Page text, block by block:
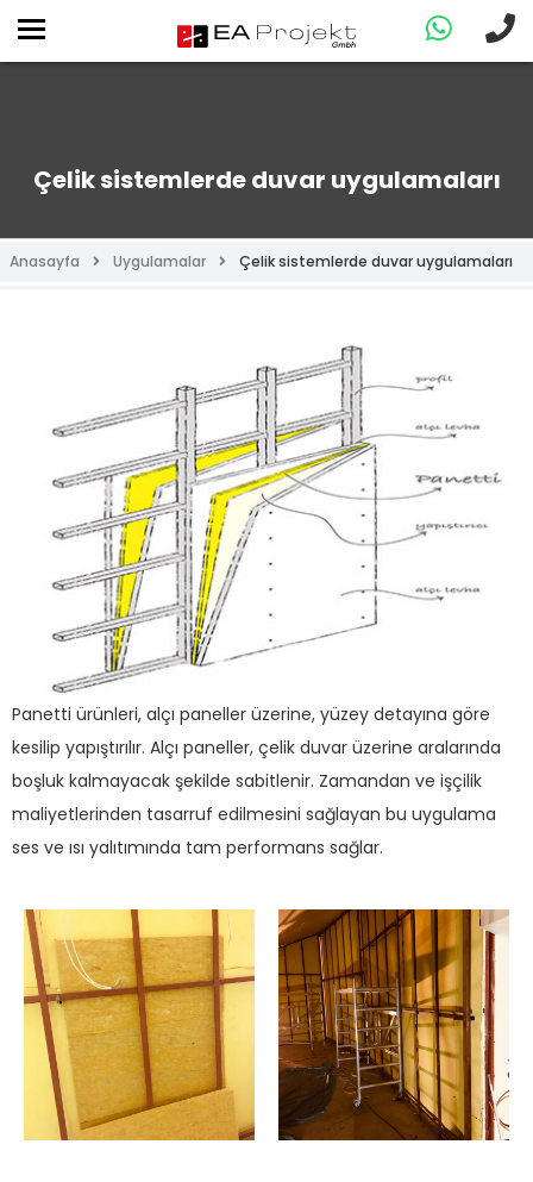
Çelik sistemlerde duvar uygulamaları
Anasayfa Uygulamalar Çelik sistemlerde duvar uygulamaları
Panetti ürünleri, alçı paneller üzerine, yüzey detayına göre
kesilip yapıştırılır. Alçı paneller, çelik duvar üzerine aralarında
boşluk kalmayacak şekilde sabitlenir. Zamandan ve işçilik
maliyetlerinden tasarruf edilmesini sağlayan bu uygulama
ses ve ısı yalıtımında tam performans sağlar.